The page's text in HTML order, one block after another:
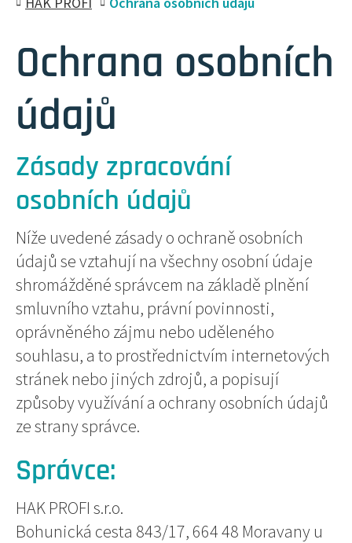
Ochrana osobních
údajů
Zásady zpracování
osobních údajů
Níže uvedené zásady o ochraně osobních
údajů se vztahují na všechny osobní údaje
shromážděné správcem na základě plnění
smluvního vztahu, právní povinnosti,
oprávněného zájmu nebo uděleného
souhlasu, a to prostřednictvím internetových
stránek nebo jiných zdrojů, a popisují
způsoby využívání a ochrany osobních údajů
ze strany správce.
Správce:
HAK PROFI s.r.o.
Bohunická cesta 843/17, 664 48 Moravany u